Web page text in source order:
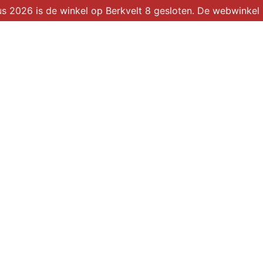
2026 is de winkel op Berkvelt 8 gesloten. De